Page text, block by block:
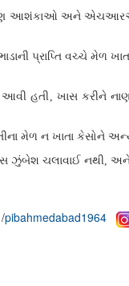
આશંકાઓ અને
ભાડાની પ્રાપ્તિ વચ્ચે
આવી હતી, ખાસ કરીને
મેળ ન ખાતા
ઝુંબેશ ચલાવાઈ નથી, અને
/pibahmedabad1964